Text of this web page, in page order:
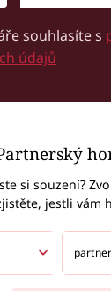
souhlasíte s
údajů
si souzení?
jestli vám